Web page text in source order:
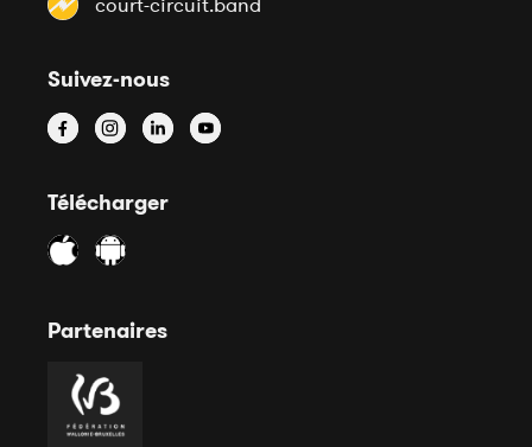
court-circuit.band
Suivez-nous
Télécharger
Partenaires